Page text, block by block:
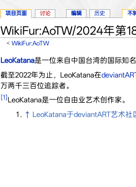
WikiFur:AoTW/2024年第
<WikiFur:AoTW
LeoKatana是一位来自中国台湾的国际知
截至2022年为止，LeoKatana在
万两千三百位追踪者。
[1]LeoKatana是一位自由业艺术创作家。
↑ LeoKatana于deviantART艺术
项目页面 讨论 编辑 历史 不